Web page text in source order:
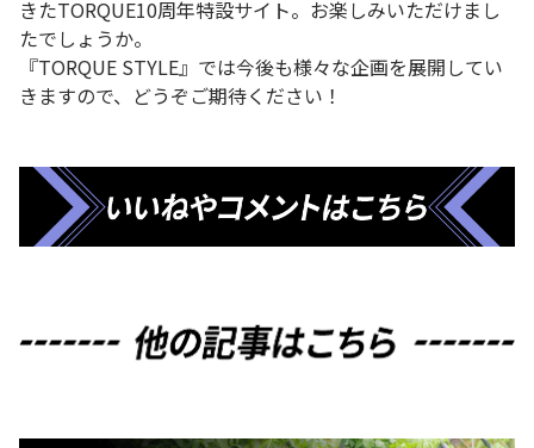
きたTORQUE10周年特設サイト。お楽しみいただけまし
たでしょうか。
『TORQUE STYLE』では今後も様々な企画を展開してい
きますので、どうぞご期待ください！